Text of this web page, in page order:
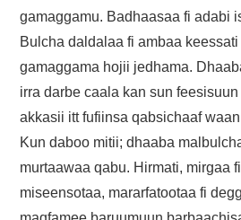
gamaggamu. Badhaasaa fi adabi
Bulcha daldalaa fi ambaa
gamaggama hojii jedhama.
irra darbe caala kan sun
akkasii itt fufiinsa qabsichaaf
Kun daboo mitii; dhaaba
murtaawaa qabu. Hirmati, mirgaa
miseensotaa, mararfatootaa fi